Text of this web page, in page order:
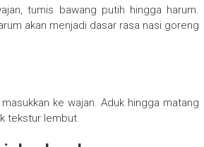
tumis bawang putih hingga harum.
akan menjadi dasar rasa nasi goreng
ke wajan. Aduk hingga matang
tekstur lembut.